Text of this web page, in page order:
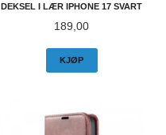
DEKSEL I LÆR IPHONE 17 SVART
Pris
189,00
KJØP